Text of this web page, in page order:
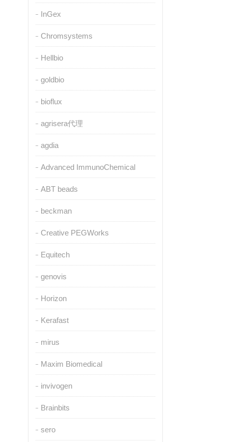
InGex
Chromsystems
Hellbio
goldbio
bioflux
agrisera代理
agdia
Advanced ImmunoChemical
ABT beads
beckman
Creative PEGWorks
Equitech
genovis
Horizon
Kerafast
mirus
Maxim Biomedical
invivogen
Brainbits
sero